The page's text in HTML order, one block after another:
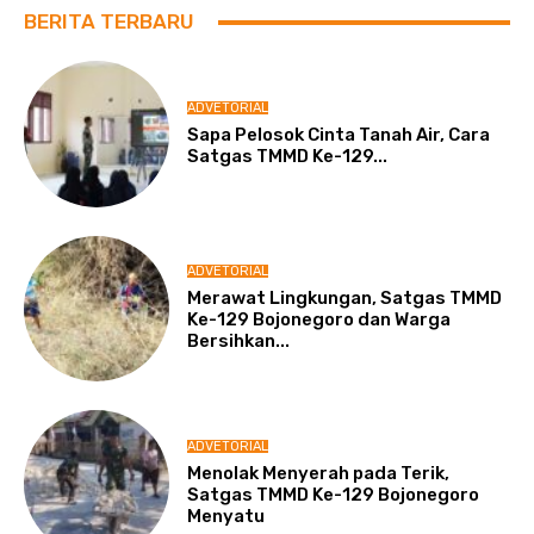
BERITA TERBARU
ADVETORIAL
Sapa Pelosok Cinta Tanah Air, Cara
Satgas TMMD Ke-129...
ADVETORIAL
Merawat Lingkungan, Satgas TMMD
Ke-129 Bojonegoro dan Warga
Bersihkan...
ADVETORIAL
Menolak Menyerah pada Terik,
Satgas TMMD Ke-129 Bojonegoro
Menyatu